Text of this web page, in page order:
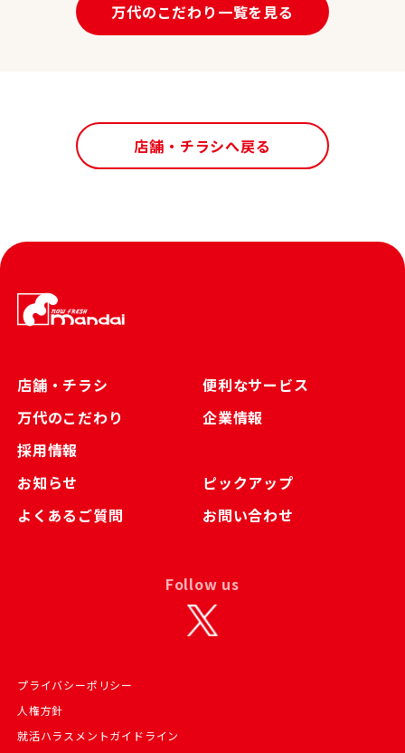
万代のこだわり一覧を見る
店舗・チラシへ戻る
店舗・チラシ
便利なサービス
万代のこだわり
企業情報
採用情報
お知らせ
ピックアップ
よくあるご質問
お問い合わせ
プライバシーポリシー
人権方針
就活ハラスメントガイドライン
Follow us